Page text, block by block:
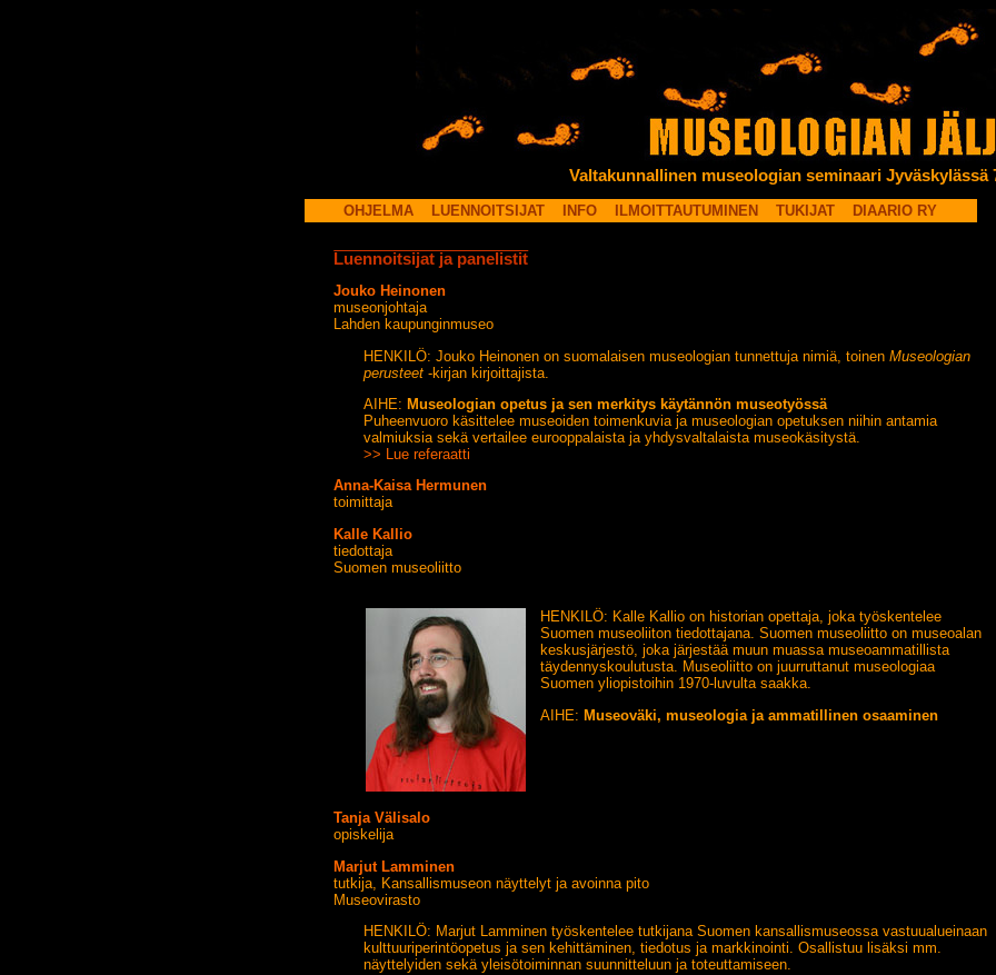
Valtakunnallinen museologian seminaari Jyväskylässä
OHJELMA LUENNOITSIJAT INFO ILMOITTAUTUMINEN TUKIJAT DIAARIO RY
Luennoitsijat ja panelistit
Jouko Heinonen
museonjohtaja
Lahden kaupunginmuseo
HENKILÖ: Jouko Heinonen on suomalaisen museologian tunnettuja nimiä, toinen Museologian
perusteet-kirjan kirjoittajista.
AIHE: Museologian opetus ja sen merkitys käytännön museotyössä
Puheenvuoro käsittelee museoiden toimenkuvia ja museologian opetuksen niihin antamia
valmiuksia sekä vertailee eurooppalaista ja yhdysvaltalaista museokäsitystä.
>> Lue referaatti
Anna-Kaisa Hermunen
toimittaja
Kalle Kallio
tiedottaja
Suomen museoliitto
HENKILÖ: Kalle Kallio on historian opettaja, joka työskentelee
Suomen museoliiton tiedottajana. Suomen museoliitto on museoalan
keskusjärjestö, joka järjestää muun muassa museoammatillista
täydennyskoulutusta. Museoliitto on juurruttanut museologiaa
Suomen yliopistoihin 1970-luvulta saakka.
AIHE: Museoväki, museologia ja ammatillinen osaaminen
Tanja Välisalo
opiskelija
Marjut Lamminen
tutkija, Kansallismuseon näyttelyt ja avoinna pito
Museovirasto
HENKILÖ: Marjut Lamminen työskentelee tutkijana Suomen kansallismuseossa vastuualueinaan
kulttuuriperintöopetus ja sen kehittäminen, tiedotus ja markkinointi. Osallistuu lisäksi mm.
näyttelyiden sekä yleisötoiminnan suunnitteluun ja toteuttamiseen.